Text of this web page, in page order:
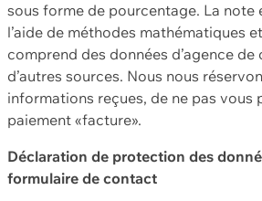
sous forme de pourcentage. La note
l’aide de méthodes mathématiques
comprend des données d’agence
d’autres sources. Nous nous
informations reçues, de ne pas vous
paiement «facture».
Déclaration de protection des
formulaire de contact